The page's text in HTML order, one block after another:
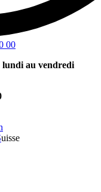
00
lundi au vendredi
uisse